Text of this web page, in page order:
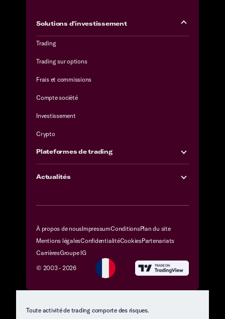
Solutions d'investissement
Trading
Trading sur options
Frais et commissions
Compte société
Investissement
Crypto
Plateformes de trading
Actualités
À propos de nousImpressumConditionsPlan du site
Mentions légalesConfidentialitéCookiesPartenariats
CarrièresGroupe IG
© 2003 - 2026
Toute activité de trading comporte des risques.